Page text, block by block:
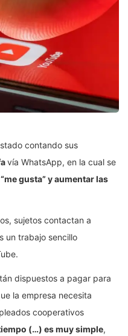
contando sus
vía WhatsApp, en la cual se
gusta” y aumentar las
sujetos contactan a
un trabajo sencillo
dispuestos a pagar para
la empresa necesita
cooperativos
(…) es muy simple,